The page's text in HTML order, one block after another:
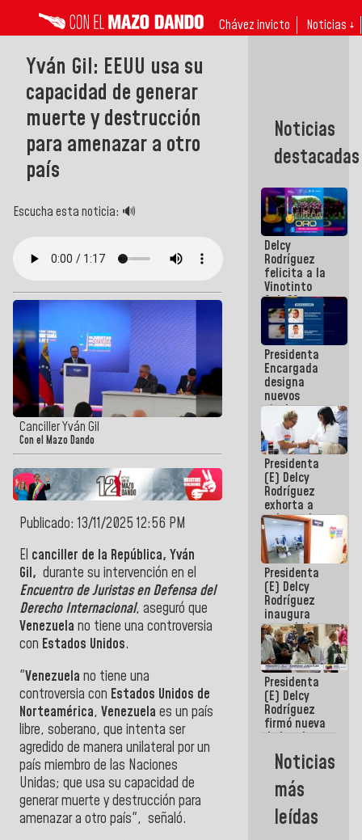
Chávez invicto Noticias ↓
Yván Gil: EEUU usa su
capacidad de generar
muerte y destrucción
para amenazar a otro
país
Escucha esta noticia: 🔊
Canciller Yván Gil
Con el Mazo Dando
Publicado: 13/11/2025 12:56 PM
El canciller de la República, Yván
Gil, durante su intervención en el
Encuentro de Juristas en Defensa del
Derecho Internacional, aseguró que
Venezuela no tiene una controversia
con Estados Unidos.
‎"Venezuela no tiene una
controversia con Estados Unidos de
Norteamérica, Venezuela es un país
libre, soberano, que intenta ser
agredido de manera unilateral por un
país miembro de las Naciones
Unidas; que usa su capacidad de
generar muerte y destrucción para
amenazar a otro país", señaló.
Noticias
destacadas
Delcy
Rodríguez
felicita a la
Vinotinto
Sub 20
campeona
frente
México Sub
23 en los
Centroamericanos
Presidenta
Encargada
designa
nuevos
titulares en
Viceministerio
de Energía
Eléctrica y
CORPOELEC
Presidenta
(E) Delcy
Rodríguez
exhorta a
gobernadores
y alcaldes a
edificar
casas para
abuelos
Presidenta
(E) Delcy
Rodríguez
inaugura
casa de los
Abuelos
Primavera
en Caracas
Presidenta
(E) Delcy
Rodríguez
firmó nueva
de Ley de
Arrendamiento
aprobada
por la AN
Noticias
más
leídas